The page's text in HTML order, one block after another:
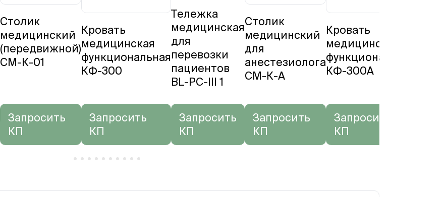
Столик
медицинский
(передвижной)
СМ-К-01
Запросить
КП
Кровать
медицинская
функциональная
КФ-300
Запросить
КП
Тележка
медицинская
для
перевозки
пациентов
BL-PC-III 1
Запросить
КП
Столик
медицинский
для
анестезиолога
СМ-К-А
Запросить
КП
Кровать
медицинская
функциональная
КФ-300A
Запросить
КП